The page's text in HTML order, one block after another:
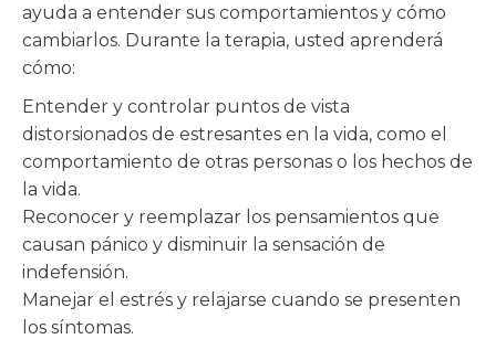
ayuda a entender sus comportamientos y cómo
cambiarlos. Durante la terapia, usted aprenderá
cómo:
Entender y controlar puntos de vista
distorsionados de estresantes en la vida, como el
comportamiento de otras personas o los hechos de
la vida.
Reconocer y reemplazar los pensamientos que
causan pánico y disminuir la sensación de
indefensión.
Manejar el estrés y relajarse cuando se presenten
los síntomas.